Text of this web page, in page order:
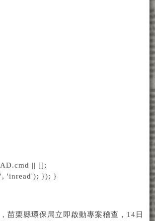
|| [];
'inread'); }); }
苗栗縣環保局立即啟動專案稽查，14日